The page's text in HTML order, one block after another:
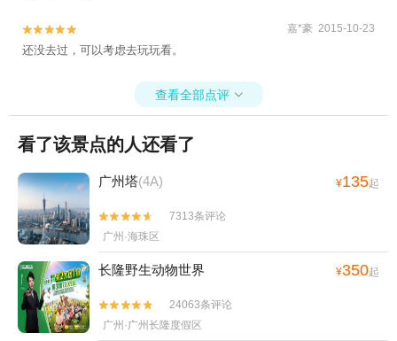

 嘉*豪 2015-10-23
还没去过，可以考虑去玩玩看。
查看全部点评 
看了该景点的人还看了
广州塔(4A) ¥135起


7313条评论
广州·海珠区
长隆野生动物世界 ¥350起


24063条评论
广州·广州长隆度假区